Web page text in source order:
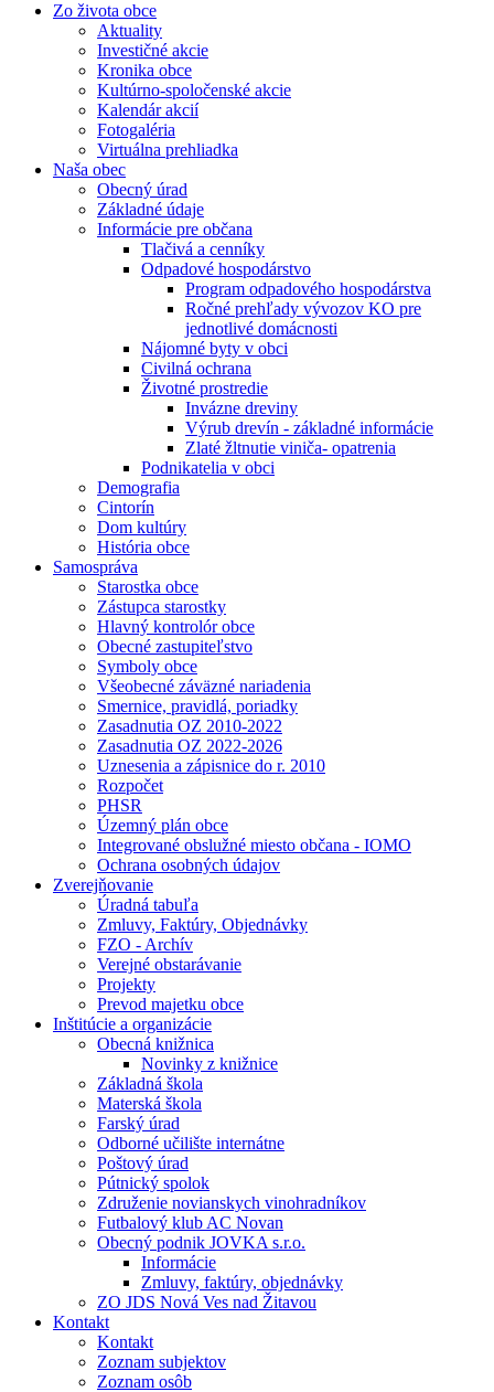
Zo života obce
Aktuality
Investičné akcie
Kronika obce
Kultúrno-spoločenské akcie
Kalendár akcií
Fotogaléria
Virtuálna prehliadka
Naša obec
Obecný úrad
Základné údaje
Informácie pre občana
Tlačivá a cenníky
Odpadové hospodárstvo
Program odpadového hospodárstva
Ročné prehľady vývozov KO pre
jednotlivé domácnosti
Nájomné byty v obci
Civilná ochrana
Životné prostredie
Invázne dreviny
Výrub drevín - základné informácie
Zlaté žltnutie viniča- opatrenia
Podnikatelia v obci
Demografia
Cintorín
Dom kultúry
História obce
Samospráva
Starostka obce
Zástupca starostky
Hlavný kontrolór obce
Obecné zastupiteľstvo
Symboly obce
Všeobecné záväzné nariadenia
Smernice, pravidlá, poriadky
Zasadnutia OZ 2010-2022
Zasadnutia OZ 2022-2026
Uznesenia a zápisnice do r. 2010
Rozpočet
PHSR
Územný plán obce
Integrované obslužné miesto občana - IOMO
Ochrana osobných údajov
Zverejňovanie
Úradná tabuľa
Zmluvy, Faktúry, Objednávky
FZO - Archív
Verejné obstarávanie
Projekty
Prevod majetku obce
Inštitúcie a organizácie
Obecná knižnica
Novinky z knižnice
Základná škola
Materská škola
Farský úrad
Odborné učilište internátne
Poštový úrad
Pútnický spolok
Združenie novianskych vinohradníkov
Futbalový klub AC Novan
Obecný podnik JOVKA s.r.o.
Informácie
Zmluvy, faktúry, objednávky
ZO JDS Nová Ves nad Žitavou
Kontakt
Kontakt
Zoznam subjektov
Zoznam osôb